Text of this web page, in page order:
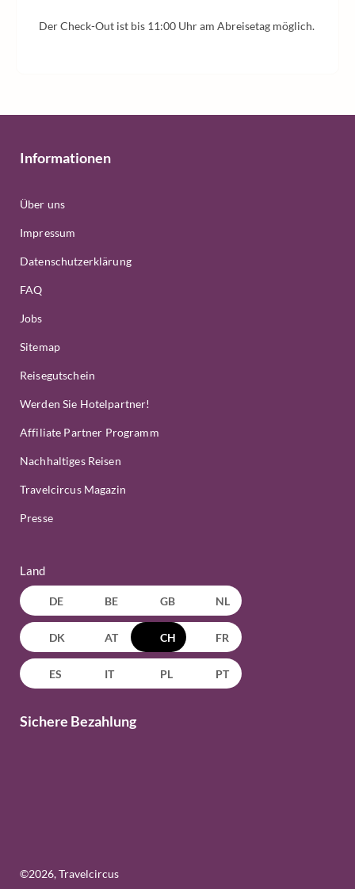
Der Check-Out ist bis 11:00 Uhr am Abreisetag möglich.
Informationen
Über uns
Impressum
Datenschutzerklärung
FAQ
Jobs
Sitemap
Reisegutschein
Werden Sie Hotelpartner!
Affiliate Partner Programm
Nachhaltiges Reisen
Travelcircus Magazin
Presse
Land
DE BE GB NL
DK AT CH FR
ES IT PL PT
Sichere Bezahlung
©2026, Travelcircus